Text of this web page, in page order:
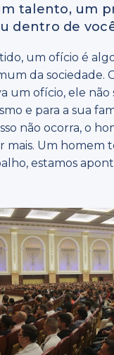
talento, um
dentro de
um ofício é
da sociedade.
um ofício, ele não
e para a sua
não ocorra, o
mais. Um homem
estamos